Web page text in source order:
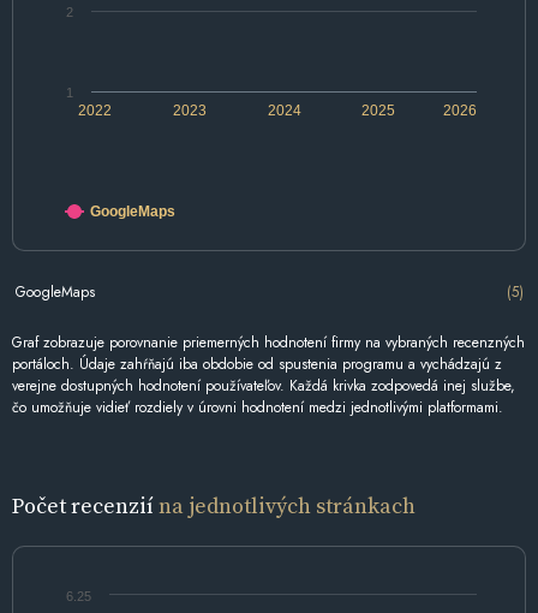
2022 2024 2026
2023 2025
1
2
GoogleMaps
GoogleMaps (5)
Graf zobrazuje porovnanie priemerných hodnotení firmy na vybraných recenzných
portáloch. Údaje zahŕňajú iba obdobie od spustenia programu a vychádzajú z
verejne dostupných hodnotení používateľov. Každá krivka zodpovedá inej službe,
čo umožňuje vidieť rozdiely v úrovni hodnotení medzi jednotlivými platformami.
Počet recenziína jednotlivých stránkach
6.25